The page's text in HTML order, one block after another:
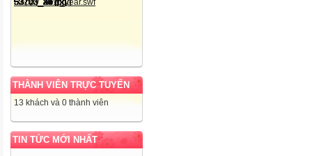
THÀNH VIÊN TRỰC TUYẾN
13 khách và 0 thành viên
TIN TỨC MỚI NHẤT